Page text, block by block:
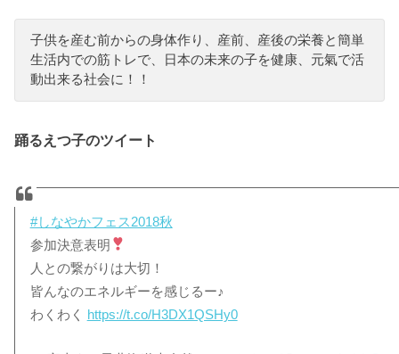
子供を産む前からの身体作り、産前、産後の栄養と簡単
生活内での筋トレで、日本の未来の子を健康、元氣で活
動出来る社会に！！
踊るえつ子のツイート
#しなやかフェス2018秋
参加決意表明
人との繋がりは大切！
皆んなのエネルギーを感じるー♪
わくわく https://t.co/H3DX1QSHy0